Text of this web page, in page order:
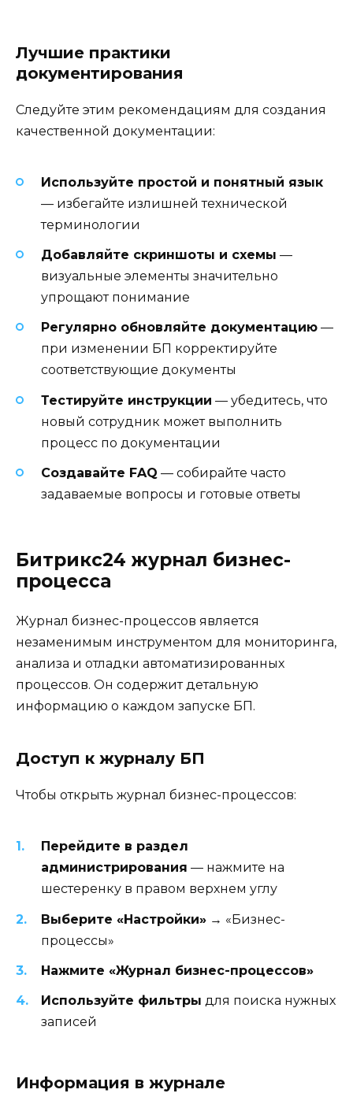
Лучшие практики
документирования
Следуйте этим рекомендациям для создания
качественной документации:
Используйте простой и понятный язык
— избегайте излишней технической
терминологии
Добавляйте скриншоты и схемы —
визуальные элементы значительно
упрощают понимание
Регулярно обновляйте документацию —
при изменении БП корректируйте
соответствующие документы
Тестируйте инструкции — убедитесь, что
новый сотрудник может выполнить
процесс по документации
Создавайте FAQ — собирайте часто
задаваемые вопросы и готовые ответы
Битрикс24 журнал бизнес-
процесса
Журнал бизнес-процессов является
незаменимым инструментом для мониторинга,
анализа и отладки автоматизированных
процессов. Он содержит детальную
информацию о каждом запуске БП.
Доступ к журналу БП
Чтобы открыть журнал бизнес-процессов:
Перейдите в раздел
администрирования — нажмите на
шестеренку в правом верхнем углу
Выберите «Настройки» → «Бизнес-
процессы»
Нажмите «Журнал бизнес-процессов»
Используйте фильтры для поиска нужных
записей
Информация в журнале